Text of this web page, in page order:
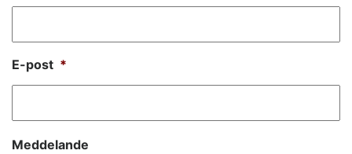
E-post *
Meddelande